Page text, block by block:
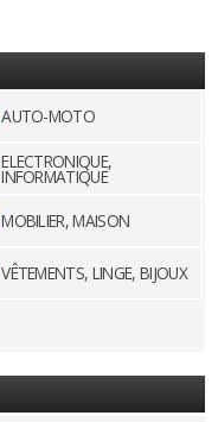
AUTO-MOTO
ELECTRONIQUE,
INFORMATIQUE
MOBILIER, MAISON
VÊTEMENTS, LINGE, BIJOUX